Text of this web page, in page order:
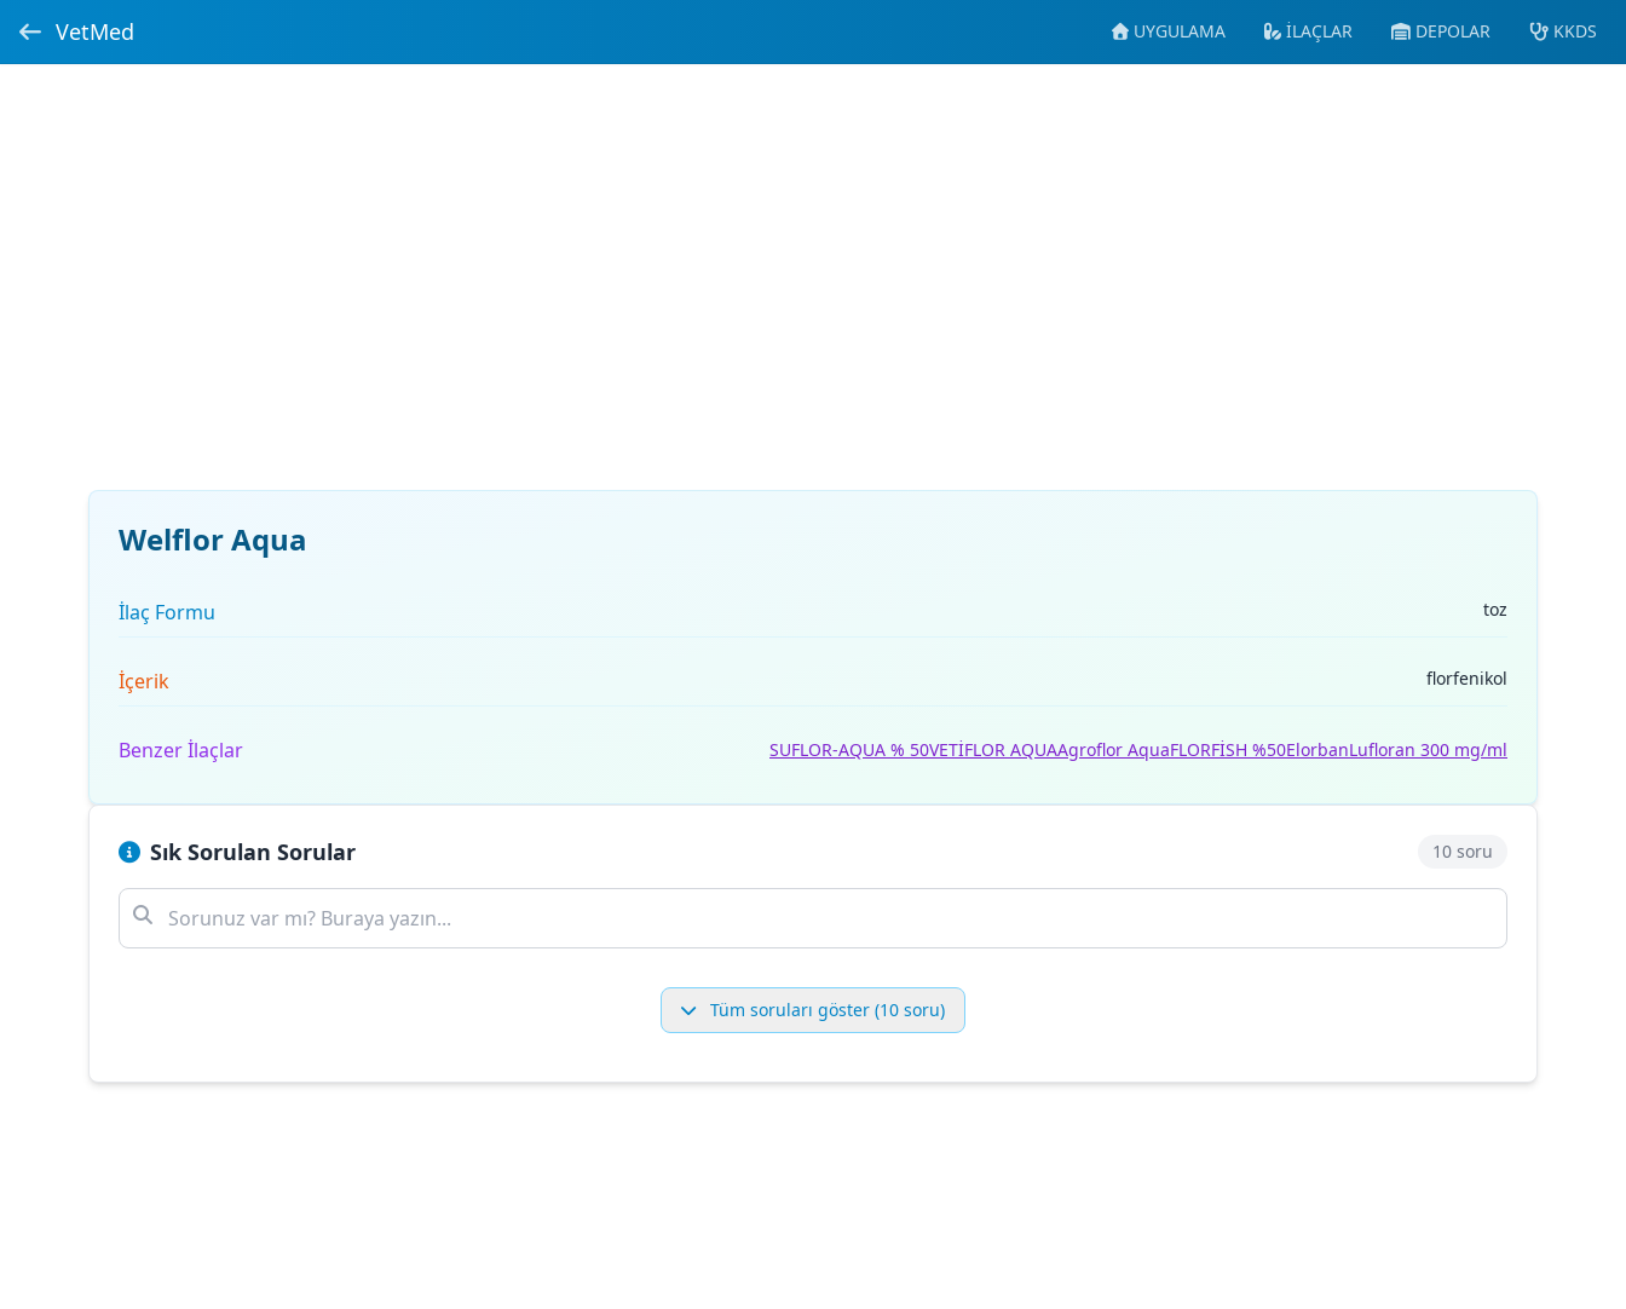
VetMed UYGULAMA İLAÇLAR DEPOLAR KKDS
Welflor Aqua
İlaç Formu toz
İçerik florfenikol
Benzer İlaçlar SUFLOR-AQUA % 50VETİFLOR AQUAAgroflor AquaFLORFİSH %50ElorbanLufloran 300 mg/ml
Sık Sorulan Sorular 10 soru
Tüm soruları göster (10 soru)